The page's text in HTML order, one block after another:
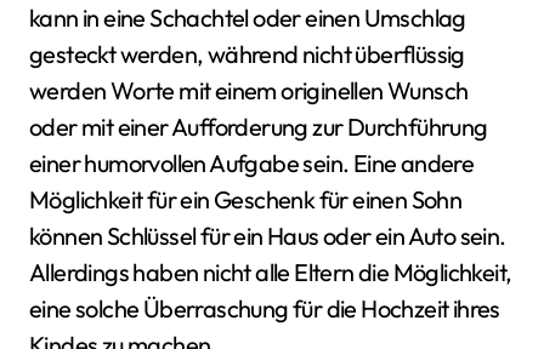
kann in eine Schachtel oder einen Umschlag
gesteckt werden, während nicht überflüssig
werden Worte mit einem originellen Wunsch
oder mit einer Aufforderung zur Durchführung
einer humorvollen Aufgabe sein. Eine andere
Möglichkeit für ein Geschenk für einen Sohn
können Schlüssel für ein Haus oder ein Auto sein.
Allerdings haben nicht alle Eltern die Möglichkeit,
eine solche Überraschung für die Hochzeit ihres